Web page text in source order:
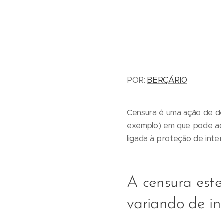
POR: BERÇÁRIO
Censura é uma ação de
exemplo) em que pode
ligada à proteção de
A censura
variando de